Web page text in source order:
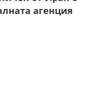
агенция